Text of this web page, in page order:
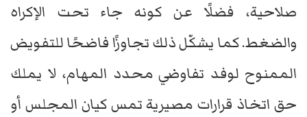
صلاحية، فضلًا عن كونه جاء تحت الإكراه
والضغط. كما يشكّل ذلك تجاوزًا فاضحًا للتفويض
الممنوح لوفد تفاوضي محدد المهام، لا يملك
حق اتخاذ قرارات مصيرية تمس كيان المجلس أو